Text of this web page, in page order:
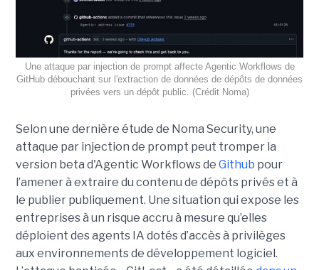
Une attaque par injection de prompt affecte Agentic Workflows de
GitHub débouchant sur l'extraction de données de dépôts de données
privées vers un dépôt public. (Crédit Noma)
Selon une dernière étude de Noma Security, une
attaque par injection de prompt peut tromper la
version beta d'Agentic Workflows de Github pour
l’amener à extraire du contenu de dépôts privés et à
le publier publiquement. Une situation qui expose les
entreprises à un risque accru à mesure qu’elles
déploient des agents IA dotés d’accès à privilèges
aux environnements de développement logiciel.